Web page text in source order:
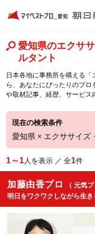
愛知県のエクサ
ルタント
日本各地に事務所を構える
ら、あなたにぴったりのプ
や取材記事、経歴、サービス
現在の検索条件
愛知県 × エクササイズ
1～1人を表示 ／ 全1件
加藤由香プロ
（ 元気
明日をワクワクしながら生